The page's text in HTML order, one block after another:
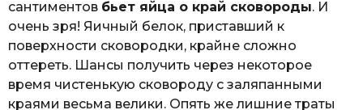
сантиментов бьет яйца о край сковороды. И
очень зря! Яичный белок, приставший к
поверхности сковородки, крайне сложно
оттереть. Шансы получить через некоторое
время чистенькую сковороду с заляпанными
краями весьма велики. Опять же лишние траты